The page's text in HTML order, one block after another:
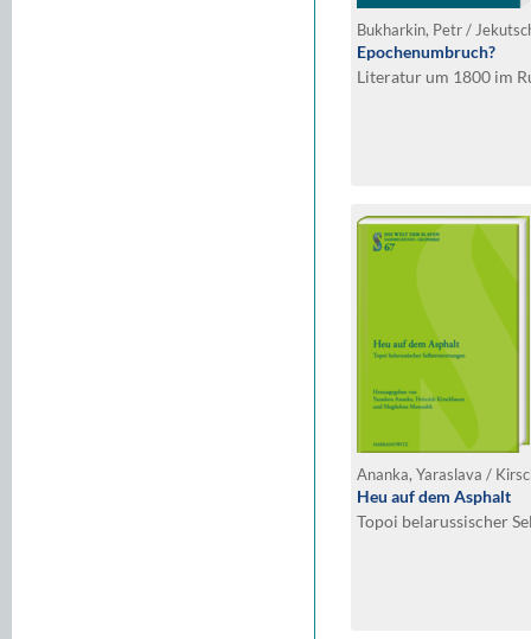
Bukharkin, Petr /
Epochenumbruch?
Literatur um 1800 im
Heu auf dem Asphalt
Topoi belarussischer